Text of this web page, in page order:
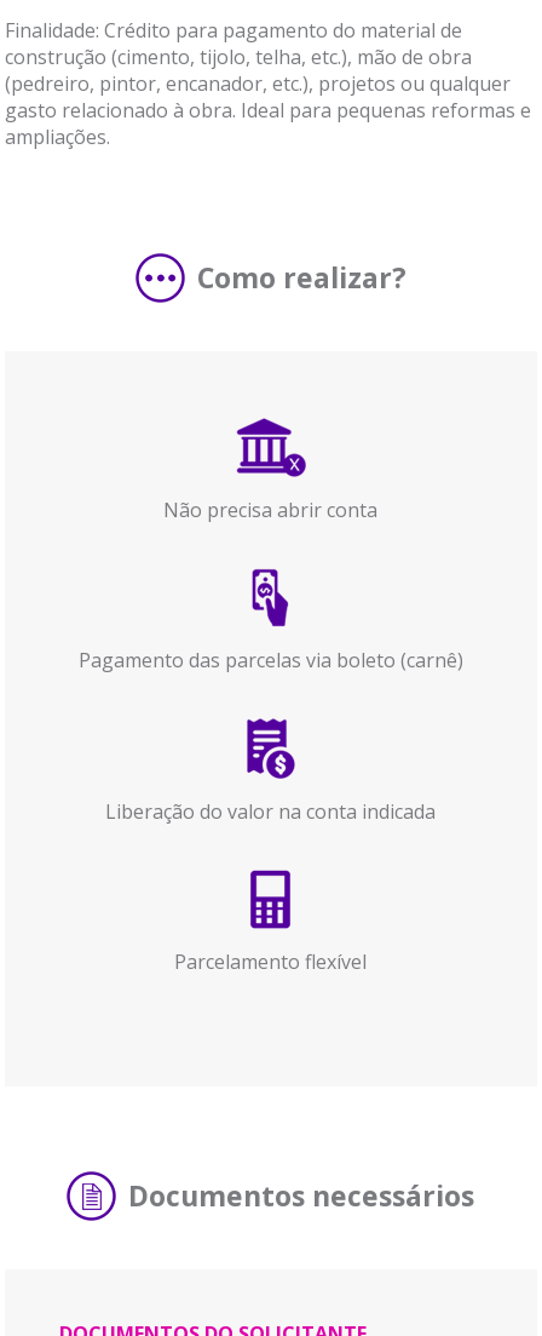
Finalidade: Crédito para pagamento do material de
construção (cimento, tijolo, telha, etc.), mão de obra
(pedreiro, pintor, encanador, etc.), projetos ou qualquer
gasto relacionado à obra. Ideal para pequenas reformas e
ampliações.
Como realizar?
Não precisa abrir conta
Pagamento das parcelas via boleto (carnê)
Liberação do valor na conta indicada
Parcelamento flexível
Documentos necessários